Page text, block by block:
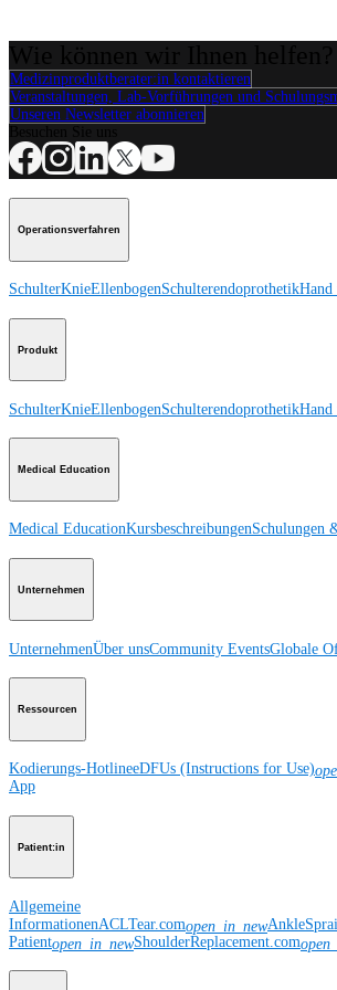
Medizinproduktberater:in kontaktieren
Veranstaltungen, Lab-Vorführungen und
Unseren Newsletter abonnieren
Operationsverfahren
SchulterKnieEllenbogenSchulterendoprothetikHand
Produkt
SchulterKnieEllenbogenSchulterendoprothetikHand
Medical Education
Medical EducationKursbeschreibungenSchulungen
Unternehmen
UnternehmenÜber unsCommunity EventsGlobale
Ressourcen
Kodierungs-HotlineeDFUs (Instructions for Use)
App
Patient:in
Allgemeine
InformationenACLTear.comopen_in_new
Patientopen_in_newShoulderReplacement.com